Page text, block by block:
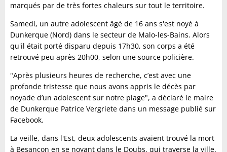
marqués par de très fortes chaleurs sur tout le territoire.
Samedi, un autre adolescent âgé de 16 ans s'est noyé à
Dunkerque (Nord) dans le secteur de Malo-les-Bains. Alors
qu'il était porté disparu depuis 17h30, son corps a été
retrouvé peu après 20h00, selon une source policière.
"Après plusieurs heures de recherche, c’est avec une
profonde tristesse que nous avons appris le décès par
noyade d’un adolescent sur notre plage", a déclaré le maire
de Dunkerque Patrice Vergriete dans un message publié sur
Facebook.
La veille, dans l'Est, deux adolescents avaient trouvé la mort
à Besançon en se noyant dans le Doubs, qui traverse la ville.